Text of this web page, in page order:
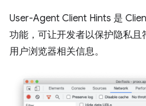
User-Agent Client Hints 是
功能，可让开发者以保护隐私
用户浏览器相关信息。